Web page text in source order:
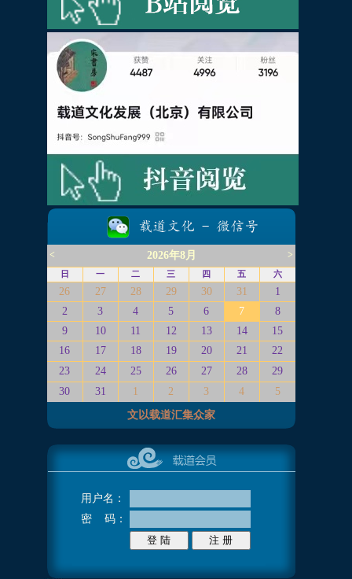
< 2026年8月 >
日 一 二 三 四 五 六
26 27 28 29 30 31
1
2
3 4 5 6 7
8
9
10 11 12 13 14
15
16
17 18 19 20 21
22
23
24 25 26 27 28
29
30
31 1 2 3 4
5
文以载道汇集众家
用户名：
密 码：